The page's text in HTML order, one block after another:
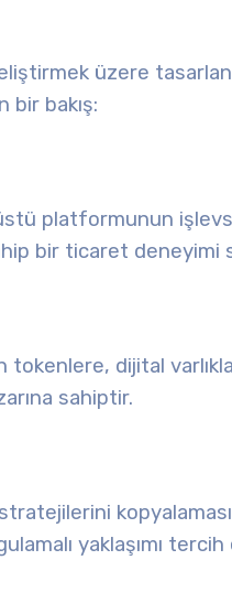
üzere
bir bakış:
platformunun
bir ticaret deneyimi
tokenlere, dijital
sahiptir.
yaklaşımı